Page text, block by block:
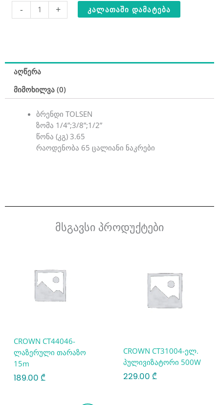
-
რაოდენობა:
TOLSEN
გასაღების
ნაკრები
65ც-
იანი
+ ᲙᲐᲚᲐᲗᲐᲨᲘ ᲓᲐᲛᲐᲢᲔᲑᲐ
აღწერა
მიმოხილვა (0)
ბრენდი TOLSEN
ზომა 1/4”;3/8”;1/2”
წონა (კგ) 3.65
რაოდენობა 65 ცალიანი ნაკრები
მსგავსი პროდუქტები
CROWN CT44046-
ლაზერული თარაზო
15m
189.00 ₾
CROWN CT31004-ელ.
პულივიზატორი 500W
229.00 ₾